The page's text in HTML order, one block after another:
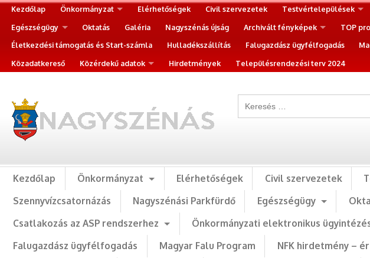
Kezdőlap Önkormányzat Elérhetőségek Civil szervezetek Testvértelepülések
Egészségügy
Oktatás Galéria Nagyszénás újság Archivált fényképek TOP
Életkezdési támogatás és Start-számla
Hulladékszállítás Falugazdász ügyfélfogadás
Közadatkereső
Közérdekű adatok Hirdetmények Településrendezési terv 2024
Kezdőlap Önkormányzat Elérhetőségek Civil szervezetek
Szennyvízcsatornázás
Nagyszénási Parkfürdő Egészségügy
Csatlakozás az ASP rendszerhez
Önkormányzati elektronikus
Falugazdász ügyfélfogadás
Magyar Falu Program NFK hirdetmény –